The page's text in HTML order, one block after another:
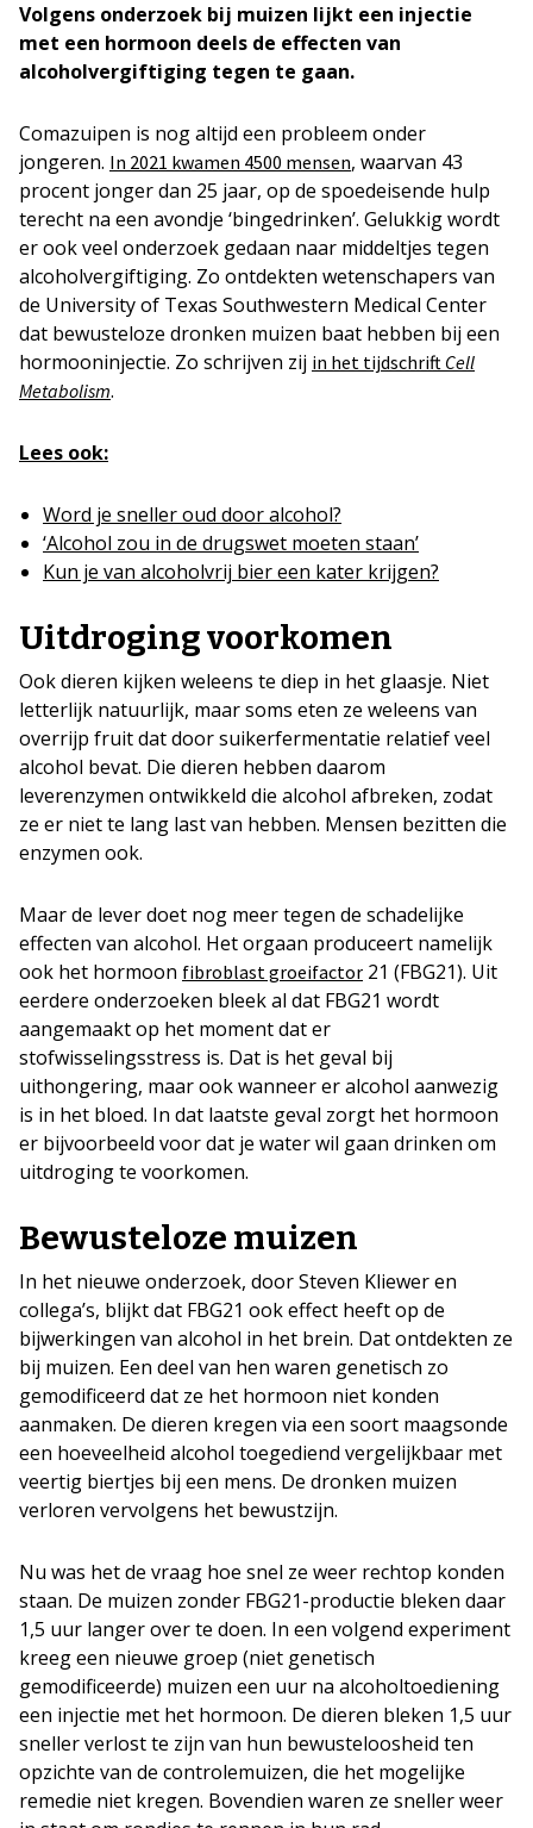
Volgens onderzoek bij muizen lijkt een injectie
met een hormoon deels de effecten van
alcoholvergiftiging tegen te gaan.
Comazuipen is nog altijd een probleem onder
jongeren. In 2021 kwamen 4500 mensen, waarvan 43
procent jonger dan 25 jaar, op de spoedeisende hulp
terecht na een avondje ‘bingedrinken’. Gelukkig wordt
er ook veel onderzoek gedaan naar middeltjes tegen
alcoholvergiftiging. Zo ontdekten wetenschapers van
de University of Texas Southwestern Medical Center
dat bewusteloze dronken muizen baat hebben bij een
hormooninjectie. Zo schrijven zij in het tijdschrift Cell
Metabolism.
Lees ook:
Word je sneller oud door alcohol?
‘Alcohol zou in de drugswet moeten staan’
Kun je van alcoholvrij bier een kater krijgen?
Uitdroging voorkomen
Ook dieren kijken weleens te diep in het glaasje. Niet
letterlijk natuurlijk, maar soms eten ze weleens van
overrijp fruit dat door suikerfermentatie relatief veel
alcohol bevat. Die dieren hebben daarom
leverenzymen ontwikkeld die alcohol afbreken, zodat
ze er niet te lang last van hebben. Mensen bezitten die
enzymen ook.
Maar de lever doet nog meer tegen de schadelijke
effecten van alcohol. Het orgaan produceert namelijk
ook het hormoon fibroblast groeifactor 21 (FBG21). Uit
eerdere onderzoeken bleek al dat FBG21 wordt
aangemaakt op het moment dat er
stofwisselingsstress is. Dat is het geval bij
uithongering, maar ook wanneer er alcohol aanwezig
is in het bloed. In dat laatste geval zorgt het hormoon
er bijvoorbeeld voor dat je water wil gaan drinken om
uitdroging te voorkomen.
Bewusteloze muizen
In het nieuwe onderzoek, door Steven Kliewer en
collega’s, blijkt dat FBG21 ook effect heeft op de
bijwerkingen van alcohol in het brein. Dat ontdekten ze
bij muizen. Een deel van hen waren genetisch zo
gemodificeerd dat ze het hormoon niet konden
aanmaken. De dieren kregen via een soort maagsonde
een hoeveelheid alcohol toegediend vergelijkbaar met
veertig biertjes bij een mens. De dronken muizen
verloren vervolgens het bewustzijn.
Nu was het de vraag hoe snel ze weer rechtop konden
staan. De muizen zonder FBG21-productie bleken daar
1,5 uur langer over te doen. In een volgend experiment
kreeg een nieuwe groep (niet genetisch
gemodificeerde) muizen een uur na alcoholtoediening
een injectie met het hormoon. De dieren bleken 1,5 uur
sneller verlost te zijn van hun bewusteloosheid ten
opzichte van de controlemuizen, die het mogelijke
remedie niet kregen. Bovendien waren ze sneller weer